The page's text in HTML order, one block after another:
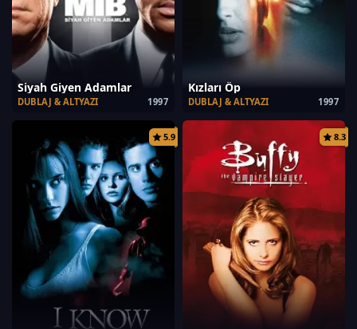
Siyah Giyen Adamlar
1997
DUBLAJ & ALTYAZI
Kızları Öp
1997
DUBLAJ & ALTYAZI
5.9 8.3